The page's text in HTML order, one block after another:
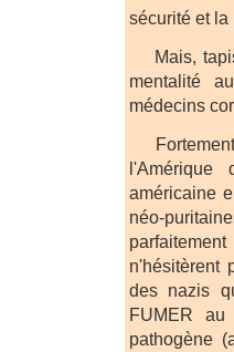
sécurité et la
Mais,
mentalité
médecins
Fortement
l'Amérique
américaine
néo-
n'hésitèrent
des nazis
FUMER au
pathogène